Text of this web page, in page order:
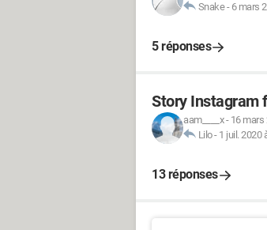
Snake- 6 mars
5 réponses
Story Instagram
aam____x- 16 mars
Lilo- 1 juil. 2020
13 réponses